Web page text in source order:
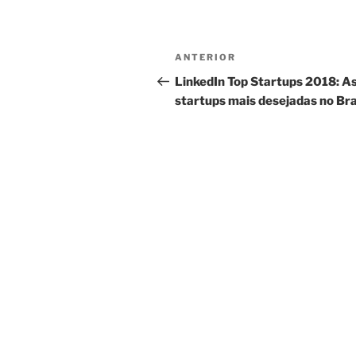
Navegação
de
Post
Post
anterior
ANTERIOR
LinkedIn Top Startups 2018:
startups mais desejadas no